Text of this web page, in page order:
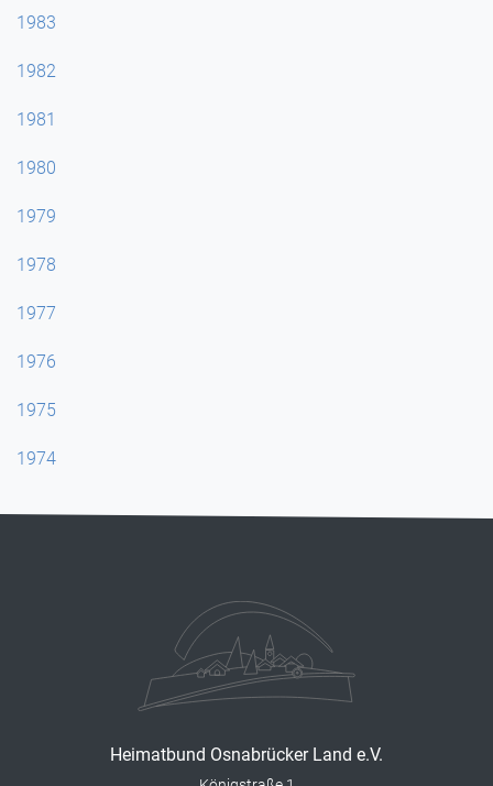
1983
1982
1981
1980
1979
1978
1977
1976
1975
1974
Heimatbund Osnabrücker Land e.V.